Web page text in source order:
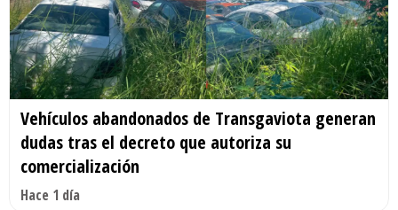
Vehículos abandonados de Transgaviota generan
dudas tras el decreto que autoriza su
comercialización
Hace 1 día